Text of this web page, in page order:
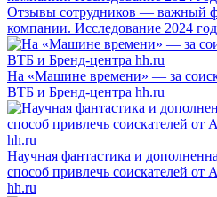
Отзывы сотрудников — важный
компании. Исследование 2024
На «Машине времени» — за
ВТБ и Бренд-центра hh.ru
Научная фантастика и
способ привлечь соискателей от
hh.ru